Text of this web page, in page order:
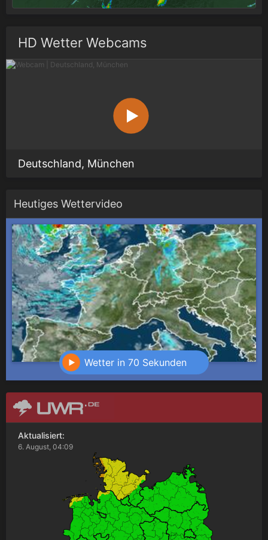
HD Wetter Webcams
Deutschland, München
Heutiges Wettervideo
Wetter in 70 Sekunden
Aktualisiert:
6. August, 04:09